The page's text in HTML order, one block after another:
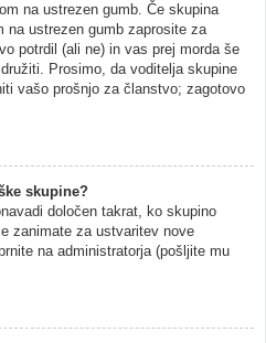
na ustrezen gumb. Če skupina
na ustrezen gumb zaprosite za
potrdil (ali ne) in vas prej morda še
Prosimo, da voditelja skupine
vašo prošnjo za članstvo; zagotovo
skupine?
določen takrat, ko skupino
zanimate za ustvaritev nove
na administratorja (pošljite mu